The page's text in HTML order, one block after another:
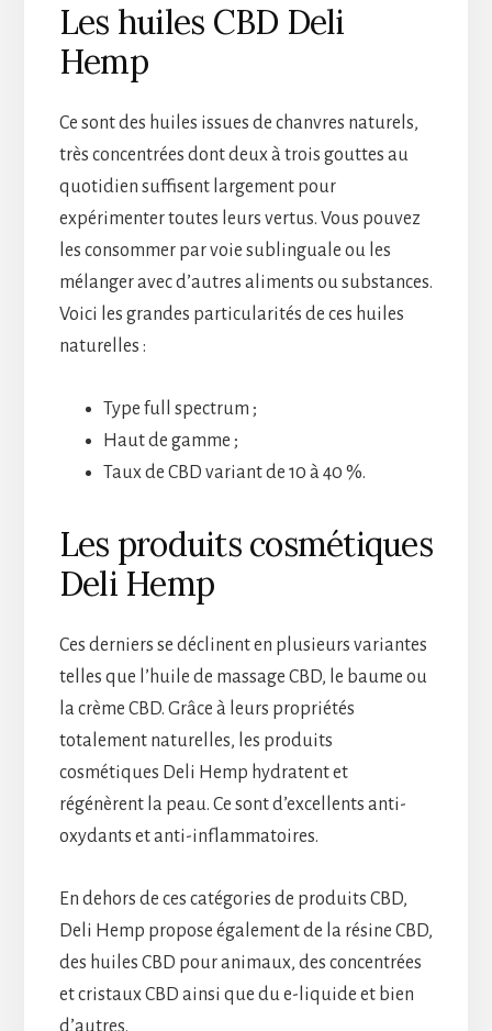
Les huiles CBD Deli
Hemp
Ce sont des huiles issues de chanvres naturels,
très concentrées dont deux à trois gouttes au
quotidien suffisent largement pour
expérimenter toutes leurs vertus. Vous pouvez
les consommer par voie sublinguale ou les
mélanger avec d’autres aliments ou substances.
Voici les grandes particularités de ces huiles
naturelles :
Type full spectrum ;
Haut de gamme ;
Taux de CBD variant de 10 à 40 %.
Les produits cosmétiques
Deli Hemp
Ces derniers se déclinent en plusieurs variantes
telles que l’huile de massage CBD, le baume ou
la crème CBD. Grâce à leurs propriétés
totalement naturelles, les produits
cosmétiques Deli Hemp hydratent et
régénèrent la peau. Ce sont d’excellents anti-
oxydants et anti-inflammatoires.
En dehors de ces catégories de produits CBD,
Deli Hemp propose également de la résine CBD,
des huiles CBD pour animaux, des concentrées
et cristaux CBD ainsi que du e-liquide et bien